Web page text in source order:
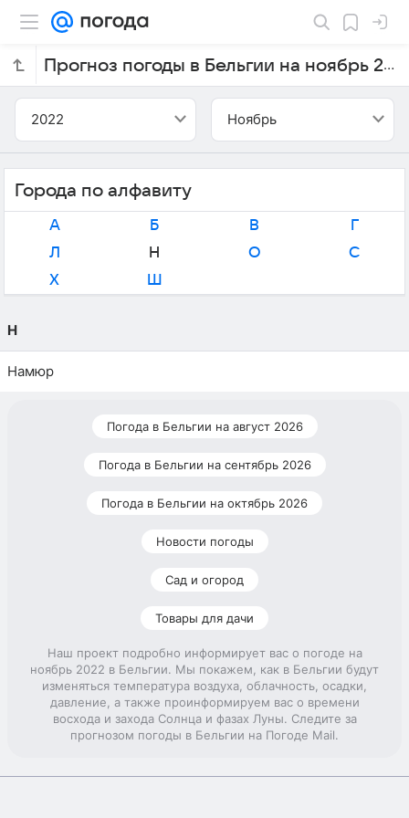
Прогноз погоды в Бельгии на ноябрь 2022 года
2022 Ноябрь
Города по алфавиту
А Б В
Г
Л
Н О
С
Х
Ш
Н
Намюр
Погода в Бельгии на август 2026
Погода в Бельгии на сентябрь 2026
Погода в Бельгии на октябрь 2026
Новости погоды
Сад и огород
Товары для дачи
Наш проект подробно информирует вас о погоде на
ноябрь 2022 в Бельгии. Мы покажем, как в Бельгии будут
изменяться температура воздуха, облачность, осадки,
давление, а также проинформируем вас о времени
восхода и захода Солнца и фазах Луны. Следите за
прогнозом погоды в Бельгии на Погоде Mail.